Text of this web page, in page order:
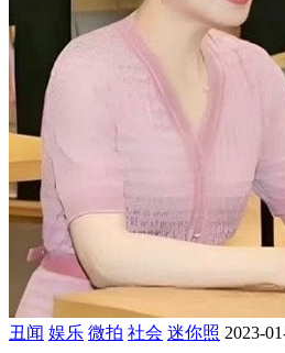
丑闻 娱乐 微拍 社会 迷你照 2023-